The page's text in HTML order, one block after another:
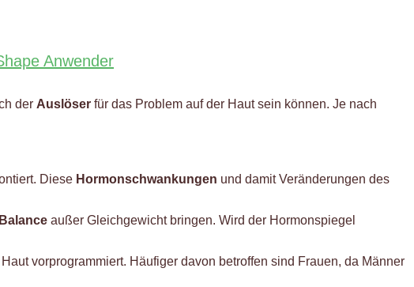
Anwender
der Auslöser für das Problem auf der Haut sein können. Je nach
Diese Hormonschwankungen und damit Veränderungen des
Balance außer Gleichgewicht bringen. Wird der Hormonspiegel
vorprogrammiert. Häufiger davon betroffen sind Frauen, da Männer